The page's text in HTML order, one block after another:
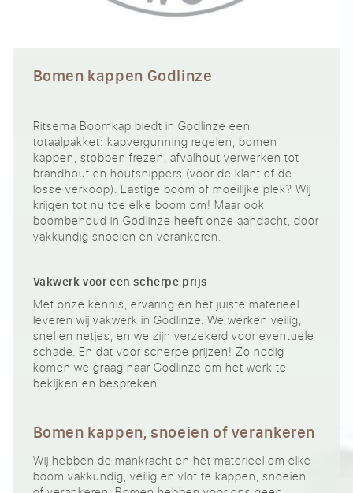
Bomen kappen Godlinze
Ritsema Boomkap biedt in Godlinze een
totaalpakket: kapvergunning regelen, bomen
kappen, stobben frezen, afvalhout verwerken tot
brandhout en houtsnippers (voor de klant of de
losse verkoop). Lastige boom of moeilijke plek? Wij
krijgen tot nu toe elke boom om! Maar ook
boombehoud in Godlinze heeft onze aandacht, door
vakkundig snoeien en verankeren.
Vakwerk voor een scherpe prijs
Met onze kennis, ervaring en het juiste materieel
leveren wij vakwerk in Godlinze. We werken veilig,
snel en netjes, en we zijn verzekerd voor eventuele
schade. En dat voor scherpe prijzen! Zo nodig
komen we graag naar Godlinze om het werk te
bekijken en bespreken.
Bomen kappen, snoeien of verankeren
Wij hebben de mankracht en het materieel om elke
boom vakkundig, veilig en vlot te kappen, snoeien